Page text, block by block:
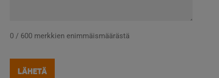
0 / 600 merkkien enimmäismäärästä